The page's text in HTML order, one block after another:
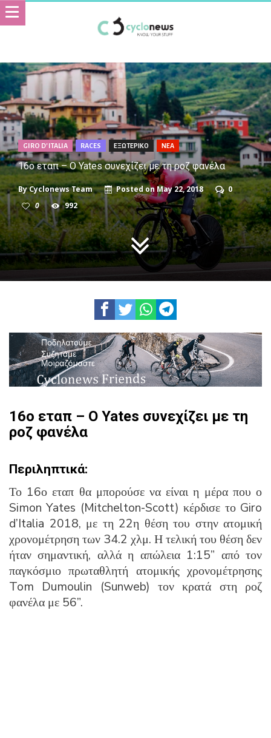
GIRO D' ITALIA RACES ΕΞΩΤΕΡΙΚΟ ΝΕΑ
16ο εταπ – Ο Yates συνεχίζει με τη ροζ φανέλα
ByCyclonews Team Posted onMay 22, 2018
0
0
992
16ο εταπ – Ο Yates συνεχίζει με τη
ροζ φανέλα
Περιληπτικά:
Το 16ο εταπ θα μπορούσε να είναι η μέρα που ο
Simon Yates (Mitchelton-Scott) κέρδισε το Giro
d’Italia 2018, με τη 22η θέση του στην ατομική
χρονομέτρηση των 34.2 χλμ. Η τελική του θέση δεν
ήταν σημαντική, αλλά η απώλεια 1:15” από τον
παγκόσμιο πρωταθλητή ατομικής χρονομέτρησης
Tom Dumoulin (Sunweb) τον κρατά στη ροζ
φανέλα με 56”.